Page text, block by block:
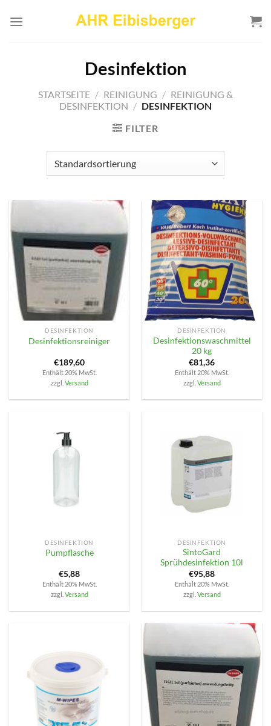
Inhalt
Desinfektion
STARTSEITE / REINIGUNG / REINIGUNG &
DESINFEKTION / DESINFEKTION
FILTER
DESINFEKTION
Desinfektionsreiniger
€189,60
Enthält 20% MwSt.
zzgl. Versand
DESINFEKTION
Desinfektionswaschmittel
20 kg
€81,36
Enthält 20% MwSt.
zzgl. Versand
DESINFEKTION
Pumpflasche
€5,88
Enthält 20% MwSt.
zzgl. Versand
DESINFEKTION
SintoGard
Sprühdesinfektion 10l
€95,88
Enthält 20% MwSt.
zzgl. Versand